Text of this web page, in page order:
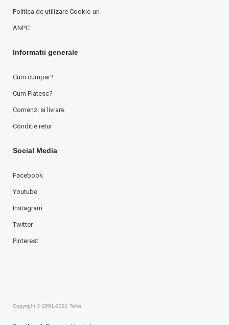
Politica de utilizare Cookie-uri
ANPC
Informatii generale
Cum cumpar?
Cum Platesc?
Comenzi si livrare
Conditie retur
Social Media
Facebook
Youtube
Instagram
Twitter
Pinterest
Copyright © 2001-2021 Tefra